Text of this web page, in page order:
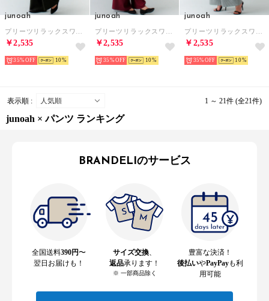
junoah
￥2,535
35% 10
junoah
￥2,535
35% 10
junoah
￥2,535
35% 10
表示順 : 1 ～ 21件 (全21件)
junoah × パンツ ランキング
BRANDELIのサービス
全国送料390円〜
翌日お届けも！
サイズ交換、
返品承ります！
※ 一部商品除く
豊富な決済！
後払いやPayPayも利
用可能